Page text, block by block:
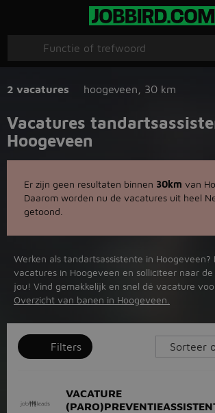
2 vacatures hoogeveen 30 km
Vacatures
Hoogeveen
Er zijn geen resultaten binnen 30km van
Daarom worden nu de vacatures uit heel
getoond.
Werken als tandartsassistente in
vacatures in Hoogeveen en solliciteer naar
jou! Vind gemakkelijk en snel dé vacature
Overzicht van banen in Hoogeveen.
Filters
VACATURE